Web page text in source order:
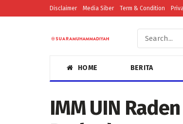
Disclaimer Media Siber Term & Condition
HOME BERITA
IMM UIN